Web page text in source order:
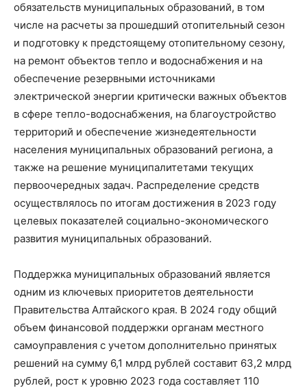
обязательств муниципальных образований, в том
числе на расчеты за прошедший отопительный сезон
и подготовку к предстоящему отопительному сезону,
на ремонт объектов тепло и водоснабжения и на
обеспечение резервными источниками
электрической энергии критически важных объектов
в сфере тепло-водоснабжения, на благоустройство
территорий и обеспечение жизнедеятельности
населения муниципальных образований региона, а
также на решение муниципалитетами текущих
первоочередных задач. Распределение средств
осуществлялось по итогам достижения в 2023 году
целевых показателей социально-экономического
развития муниципальных образований.
Поддержка муниципальных образований является
одним из ключевых приоритетов деятельности
Правительства Алтайского края. В 2024 году общий
объем финансовой поддержки органам местного
самоуправления с учетом дополнительно принятых
решений на сумму 6,1 млрд рублей составит 63,2 млрд
рублей, рост к уровню 2023 года составляет 110